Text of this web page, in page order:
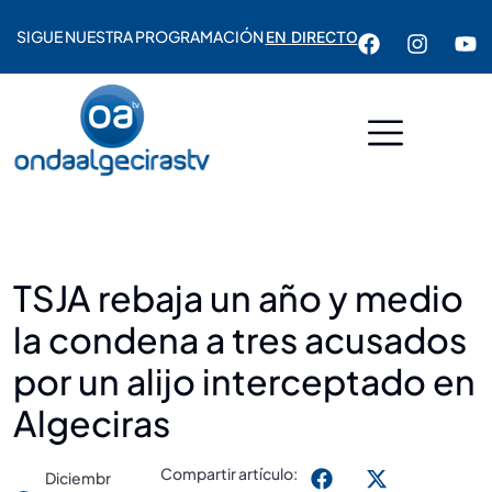
SIGUE NUESTRA PROGRAMACIÓNEN DIRECTO
TSJA rebaja un año y medio
la condena a tres acusados
por un alijo interceptado en
Algeciras
Diciembr
Compartir artículo: